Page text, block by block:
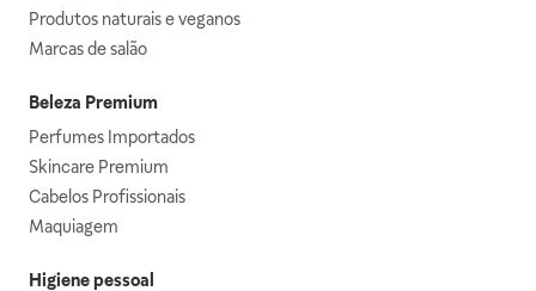
Produtos naturais e veganos
Marcas de salão
Beleza Premium
Perfumes Importados
Skincare Premium
Cabelos Profissionais
Maquiagem
Higiene pessoal